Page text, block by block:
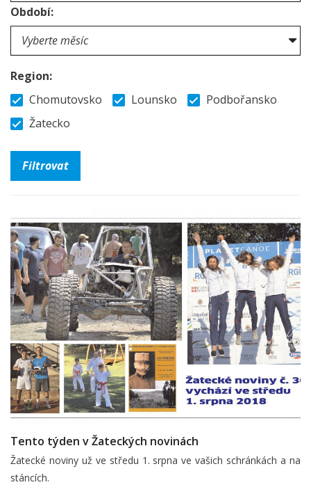
Období:
Region:
Chomutovsko
Lounsko
Podbořansko
Žatecko
Tento týden v Žateckých novinách
Žatecké noviny už ve středu 1. srpna ve vašich schránkách a na
stáncích.